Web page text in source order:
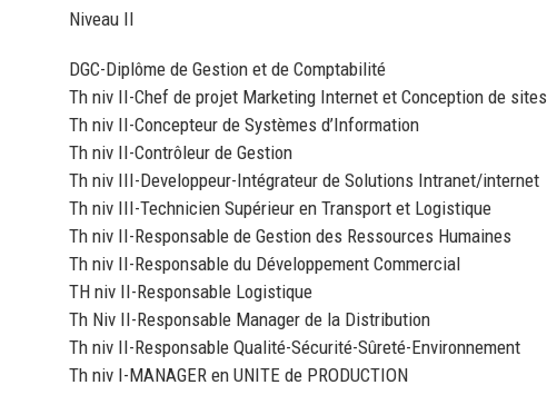
Niveau II
DGC-Diplôme de Gestion et de Comptabilité
Th niv II-Chef de projet Marketing Internet et Conception de sites
Th niv II-Concepteur de Systèmes d’Information
Th niv II-Contrôleur de Gestion
Th niv III-Developpeur-Intégrateur de Solutions Intranet/internet
Th niv III-Technicien Supérieur en Transport et Logistique
Th niv II-Responsable de Gestion des Ressources Humaines
Th niv II-Responsable du Développement Commercial
TH niv II-Responsable Logistique
Th Niv II-Responsable Manager de la Distribution
Th niv II-Responsable Qualité-Sécurité-Sûreté-Environnement
Th niv I-MANAGER en UNITE de PRODUCTION